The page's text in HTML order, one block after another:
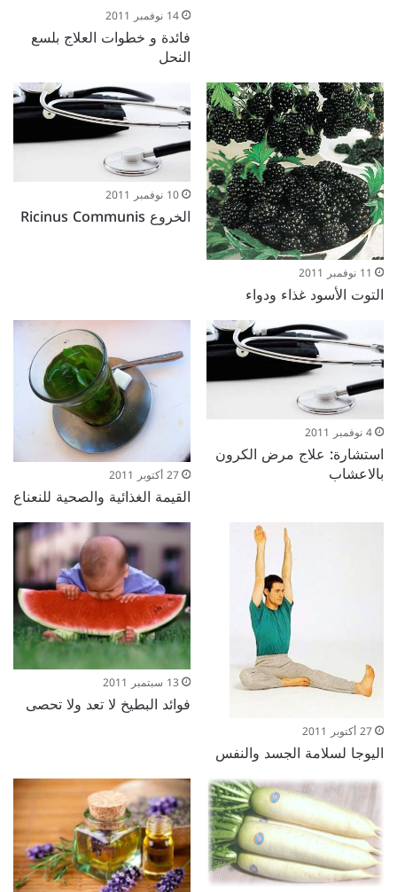
14 نوفمبر 2011
فائدة و خطوات العلاج بلسع
النحل
11 نوفمبر 2011
التوت الأسود غذاء ودواء
10 نوفمبر 2011
الخروع Ricinus Communis
4 نوفمبر 2011
استشارة: علاج مرض الكرون
بالاعشاب 27 أكتوبر 2011
القيمة الغذائية والصحية للنعناع
27 أكتوبر 2011
اليوجا لسلامة الجسد والنفس
13 سبتمبر 2011
فوائد البطيخ لا تعد ولا تحصى